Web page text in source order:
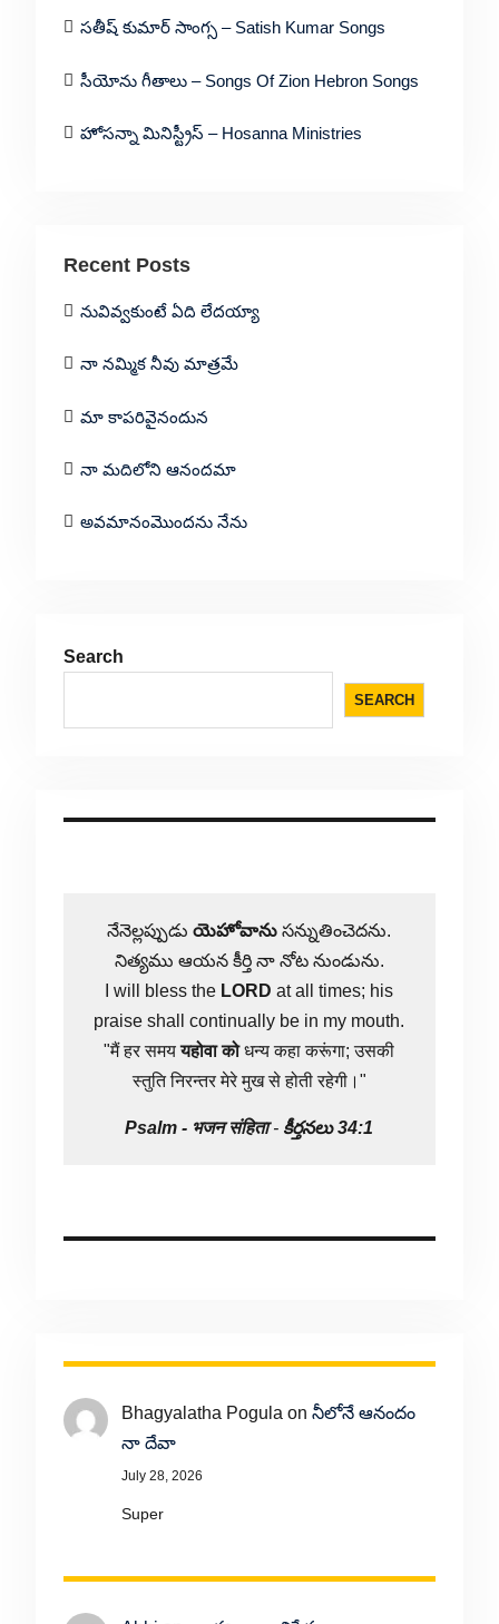
సతీష్ కుమార్ సాంగ్స – Satish Kumar Songs
సీయోను గీతాలు – Songs Of Zion Hebron Songs
హోసన్నా మినిస్ట్రీస్ – Hosanna Ministries
Recent Posts
నువివ్వకుంటే ఏది లేదయ్యా
నా నమ్మిక నీవు మాత్రమే
మా కాపరివైనందున
నా మదిలోని ఆనందమా
అవమానంమొందను నేను
Search
SEARCH
నేనెల్లప్పుడుయెహోవాను సన్నుతించెదను.
నిత్యము ఆయన కీర్తి నా నోట నుండును.
I will bless the LORD at all times; his
praise shall continually be in my mouth.
"मैं हर समययहोवा कोधन्य कहा करूंगा; उसकी
स्तुति निरन्तर मेरे मुख से होती रहेगी।"
Psalm - भजन संहिता- కీర్తనలు 34:1
Bhagyalatha Pogula on నీలోనే ఆనందం
నా దేవా
July 28, 2026
Super